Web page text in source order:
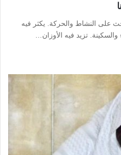
على النشاط والحركة. يكثر فيه
تزيد فيه الأوزان…